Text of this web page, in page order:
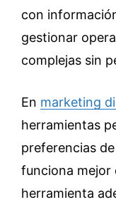
con
gestionar
complejas sin
En marketing
herramientas
preferencias
funciona mejor
herramienta